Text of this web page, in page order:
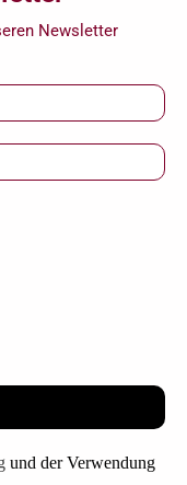
Newsletter
und der Verwendung